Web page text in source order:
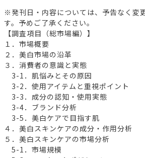
※発刊日・内容については、予告なく変
す。予めご了承ください。
【調査項目（総市場編）】
１．市場概要
２．美白市場の沿革
３．消費者の意識と実態
3-1．肌悩みとその原因
3-2．使用アイテムと重視ポイント
3-3．成分の認知・使用実態
3-4．ブランド分析
3-5．美白ケアで目指す肌
４．美白スキンケアの成分・作用分析
５．美白スキンケアの市場分析
5-1．市場規模